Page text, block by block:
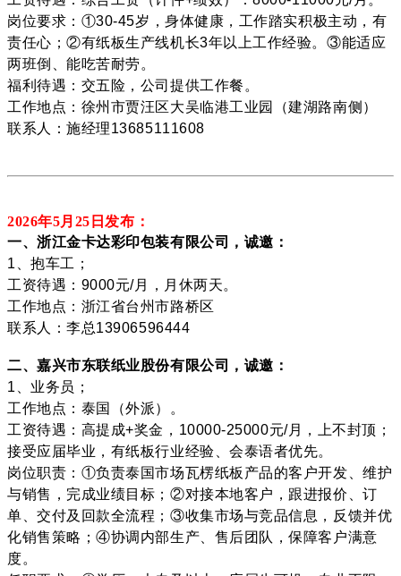
岗位要求：①30-45岁，身体健康，工作踏实积极主动，有
责任心；②有纸板生产线机长3年以上工作经验。③能适应
两班倒、能吃苦耐劳。
福利待遇：交五险，公司提供工作餐。
工作地点：徐州市贾汪区大吴临港工业园（建湖路南侧）
联系人：施经理13685111608
2026年5月25 日发布：
一、浙江金卡达彩印包装有限公司，诚邀：
1、抱车工；
工资待遇：9000元/月，月休两天。
工作地点：浙江省台州市路桥区
联系人：李总13906596444
二、嘉兴市东联纸业股份有限公司，诚邀：
1、业务员；
工作地点：泰国（外派）。
工资待遇：高提成+奖金，10000-25000元/月，上不封顶；
接受应届毕业，有纸板行业经验、会泰语者优先。
岗位职责：①负责泰国市场瓦楞纸板产品的客户开发、维护
与销售，完成业绩目标；②对接本地客户，跟进报价、订
单、交付及回款全流程；③收集市场与竞品信息，反馈并优
化销售策略；④协调内部生产、售后团队，保障客户满意
度。